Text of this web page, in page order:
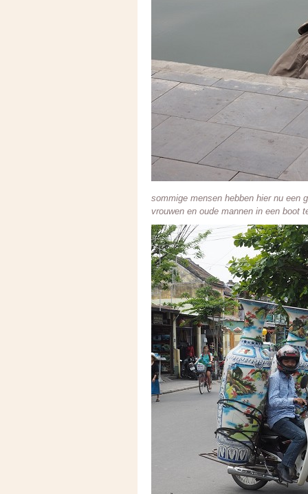
sommige mensen hebben hier nu een
vrouwen en oude mannen in een boot